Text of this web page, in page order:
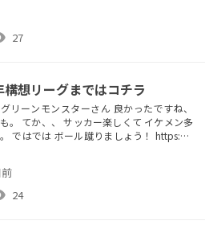
のドレッドヘアをなびかせながらピッチを
る姿から、黒いチューリップという異名で親
た伝説のレジェンドですね。 クライフやバ
27
構想リーグまではコチラ
リーンモンスターさん 良かったですね、
。 てか、、 サッカー楽しくて イケメン多
ではでは ボール蹴りましょう！ https://c
24